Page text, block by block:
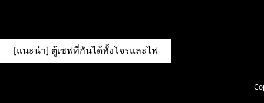
[แนะนำ] ตู้เซฟที่กันได้ทั้งโจรและไฟ